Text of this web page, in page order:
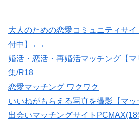
大人のための恋愛コミュニティサ
付中】←←
婚活・恋活・再婚活マッチング【
集/R18
恋愛マッチング ワクワク
いいねがもらえる写真を撮影【マッ
出会いマッチングサイトPCMAX(18